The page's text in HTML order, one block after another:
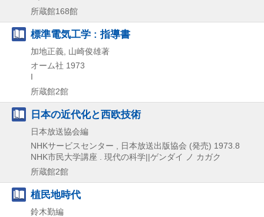
所蔵館168館
標準電気工学 : 指導書
加地正義, 山崎俊雄著
オーム社 1973
I
所蔵館2館
日本の近代化と西欧技術
日本放送協会編
NHKサービスセンター , 日本放送出版協会 (発売) 1973.8
NHK市民大学講座 . 現代の科学||ゲンダイ ノ カガク
所蔵館2館
植民地時代
鈴木勤編